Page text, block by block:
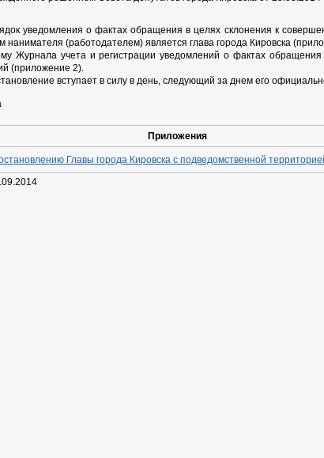
уведомления о фактах обращения в целях склонения к
нанимателя (работодателем) является глава города Кировска
Журнала учета и регистрации уведомлений о фактах
(приложение 2).
вступает в силу в день, следующий за днем его
Приложения
Главы города Кировска с подведомственной